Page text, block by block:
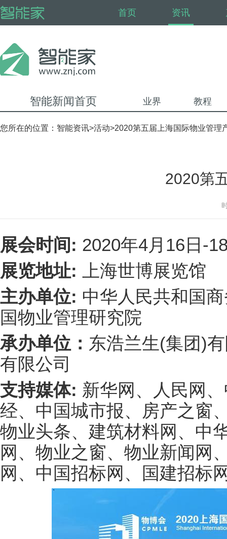
首页 资讯
智能新闻首页 业界 教程
您所在的位置： 智能资讯>活动>2020第五届上海国际物业管理
2020第
展会时间: 2020年4月16日-
展览地址: 上海世博展览馆
主办单位: 中华人民共和国
国物业管理研究院
承办单位： 东浩兰生(集团)
有限公司
支持媒体: 新华网、人民网
经、中国城市报、房产之窗
物业头条、建筑材料网、中
网、物业之窗、物业新闻网
网、中国招标网、国建招标